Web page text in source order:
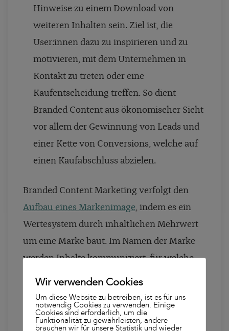
Hinweise zu einem Download von
weiteren Inhalten sein. Ziel ist, die
User:innen dazu zu inspirieren und zu
motivieren, mit dem Unternehmen in
Kontakt zu treten oder eine
Kaufentscheidung treffen. So dient
Branded Content aus ökonomischer Sicht
vor allem der Gewinnung von Leads und
einer Kette von Conversions, welche auf
einen Kaufabschluss abzielen.
Branded Content Marketing verfolgt den
Aufbau eines Markenimage, indem es ein
Wertesystem durch inhaltlichen Mehrwert
um eine Marke baut. Im Namen der Marke
werden Inhalte kommuniziert, für welche
die Marke stehen möchte und welche das
Interesse der Zielgruppe bedienen. Das
Markenversprechen wird direkt mit
Mehrwert in Verbindung gebracht, welches
Wir verwenden Cookies
Um diese Website zu betreiben, ist es für uns
notwendig Cookies zu verwenden. Einige
Cookies sind erforderlich, um die
Funktionalität zu gewährleisten, andere
brauchen wir für unsere Statistik und wieder